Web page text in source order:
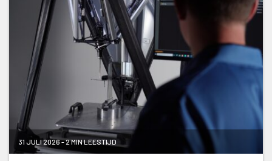
31 JULI 2026 - 2 MIN LEESTIJD